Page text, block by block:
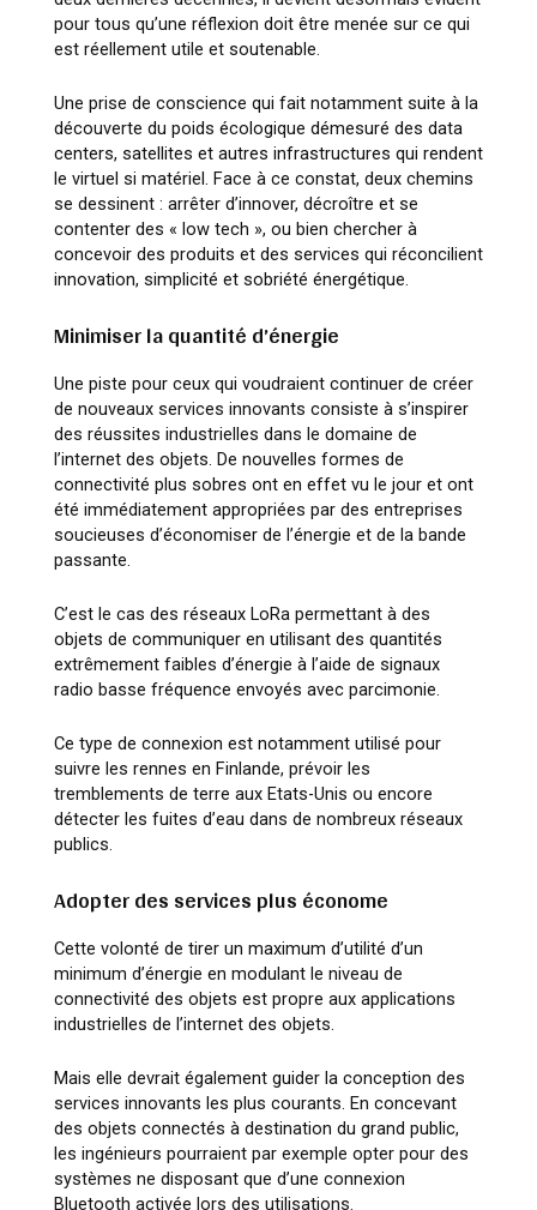
pour tous qu’une réflexion doit être menée sur ce qui
est réellement utile et soutenable.
Une prise de conscience qui fait notamment suite à la
découverte du poids écologique démesuré des data
centers, satellites et autres infrastructures qui rendent
le virtuel si matériel. Face à ce constat, deux chemins
se dessinent : arrêter d’innover, décroître et se
contenter des « low tech », ou bien chercher à
concevoir des produits et des services qui réconcilient
innovation, simplicité et sobriété énergétique.
Minimiser la quantité d’énergie
Une piste pour ceux qui voudraient continuer de créer
de nouveaux services innovants consiste à s’inspirer
des réussites industrielles dans le domaine de
l’internet des objets. De nouvelles formes de
connectivité plus sobres ont en effet vu le jour et ont
été immédiatement appropriées par des entreprises
soucieuses d’économiser de l’énergie et de la bande
passante.
C’est le cas des réseaux LoRa permettant à des
objets de communiquer en utilisant des quantités
extrêmement faibles d’énergie à l’aide de signaux
radio basse fréquence envoyés avec parcimonie.
Ce type de connexion est notamment utilisé pour
suivre les rennes en Finlande, prévoir les
tremblements de terre aux Etats-Unis ou encore
détecter les fuites d’eau dans de nombreux réseaux
publics.
Adopter des services plus économe
Cette volonté de tirer un maximum d’utilité d’un
minimum d’énergie en modulant le niveau de
connectivité des objets est propre aux applications
industrielles de l’internet des objets.
Mais elle devrait également guider la conception des
services innovants les plus courants. En concevant
des objets connectés à destination du grand public,
les ingénieurs pourraient par exemple opter pour des
systèmes ne disposant que d’une connexion
Bluetooth activée lors des utilisations.